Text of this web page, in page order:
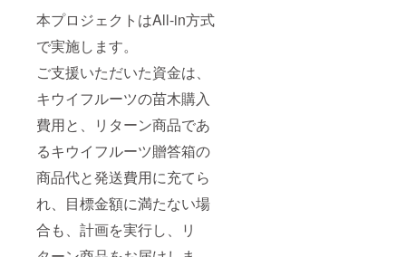
本プロジェクトはAll-in方式
で実施します。
ご支援いただいた資金は、
キウイフルーツの苗木購入
費用と、リターン商品であ
るキウイフルーツ贈答箱の
商品代と発送費用に充てら
れ、目標金額に満たない場
合も、計画を実行し、リ